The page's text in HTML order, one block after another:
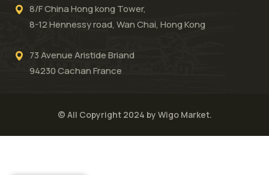
8/F China Hong kong Tower,
8-12 Hennessy road, Wan Chai, Hong Kong
73 Avenue Aristide Briand
94230 Cachan France
© All Copyright 2024 by Wigo Market.